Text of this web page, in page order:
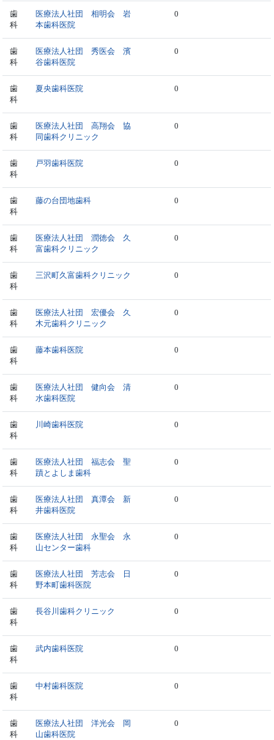
歯
科
医療法人社団 相明会 岩
本歯科医院
0
歯
科
医療法人社団 秀医会 濱
谷歯科医院
0
歯
科
夏央歯科医院 0
歯
科
医療法人社団 高翔会 協
同歯科クリニック
0
歯
科
戸羽歯科医院 0
歯
科
藤の台団地歯科 0
歯
科
医療法人社団 潤徳会 久
富歯科クリニック
0
歯
科
三沢町久富歯科クリニック 0
歯
科
医療法人社団 宏優会 久
木元歯科クリニック
0
歯
科
藤本歯科医院 0
歯
科
医療法人社団 健向会 清
水歯科医院
0
歯
科
川崎歯科医院 0
歯
科
医療法人社団 福志会 聖
蹟とよしま歯科
0
歯
科
医療法人社団 真潭会 新
井歯科医院
0
歯
科
医療法人社団 永聖会 永
山センター歯科
0
歯
科
医療法人社団 芳志会 日
野本町歯科医院
0
歯
科
長谷川歯科クリニック 0
歯
科
武内歯科医院 0
歯
科
中村歯科医院 0
歯
科
医療法人社団 洋光会 岡
山歯科医院
0